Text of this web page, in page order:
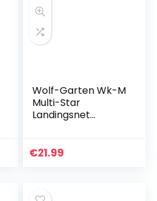
Wolf-Garten Wk-M
Multi-Star
Landingsnet
cm
€21.99